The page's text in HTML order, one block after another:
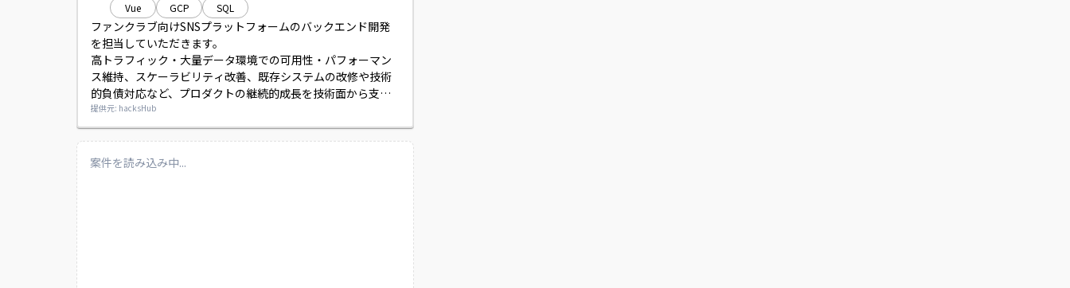
Vue
GCP SQL
ファンクラブ向けSNSプラットフォームのバックエンド開発
を担当していただきます。
高トラフィック・大量データ環境での可用性・パフォーマン
ス維持、スケーラビリティ改善、既存システムの改修や技術
的負債対応など、プロダクトの継続的成長を技術面から支え
ていただきます。
プロダクトと技術の両面で意思決定に関与するポジションで
す。
提供元: hacksHub
案件を読み込み中...